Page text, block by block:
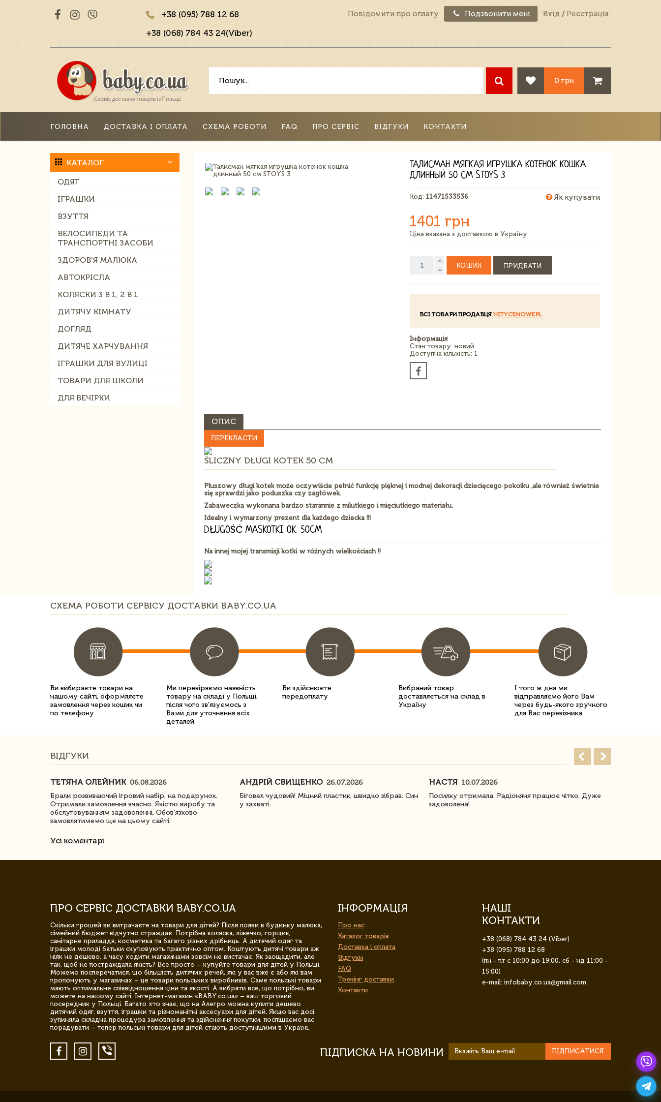
+38 (095) 788 12 68
+38 (068) 784 43 24(Viber)
Повідомити про оплату Подзвонити мені Вхід / Реєстрація
0 грн
ГОЛОВНА ДОСТАВКА І ОПЛАТА СХЕМА РОБОТИ FAQ ПРО СЕРВІС ВІДГУКИ КОНТАКТИ
КАТАЛОГ
ОДЯГ
ІГРАШКИ
ВЗУТТЯ
ВЕЛОСИПЕДИ ТА
ТРАНСПОРТНІ ЗАСОБИ
ЗДОРОВ'Я МАЛЮКА
АВТОКРІСЛА
КОЛЯСКИ 3 В 1, 2 В 1
ДИТЯЧУ КІМНАТУ
ДОГЛЯД
ДИТЯЧЕ ХАРЧУВАННЯ
ІГРАШКИ ДЛЯ ВУЛИЦІ
ТОВАРИ ДЛЯ ШКОЛИ
ДЛЯ ВЕЧІРКИ
ТАЛИСМАН МЯГКАЯ ИГРУШКА КОТЕНОК КОШКА
ДЛИННЫЙ 50 СМ STOYS 3
Код: 11471533536 Як купувати
1401 грн
Ціна вказана з доставкою в Україну
КОШИК ПРИДБАТИ
ВСІ ТОВАРИ ПРОДАВЦЯHITYCENOWEPL
Інформація
Стан товару: новий
Доступна кількість: 1
ОПИС
ПЕРЕКЛАСТИ
ŚLICZNY DŁUGI KOTEK 50 CM
Pluszowy długi kotek może oczywiście pełnić funkcję pięknej i modnej dekoracji dziecięcego pokoiku ,ale również świetnie
się sprawdzi jako poduszka czy zagłówek.
Zabaweczka wykonana bardzo starannie z milutkiego i mięciutkiego materiału.
Idealny i wymarzony prezent dla każdego dziecka !!!
DŁUGOŚĆ MASKOTKI OK. 50CM
Na innej mojej transmisji kotki w różnych wielkościach !!
СХЕМА РОБОТИ СЕРВІСУ ДОСТАВКИ BABY.CO.UA
Ви вибираєте товари на
нашому сайті, оформляєте
замовлення через кошик чи
по телефону
Ми перевіряємо наявність
товару на складі у Польщі,
після чого зв'язуємось з
Вами для уточнення всіх
деталей
Ви здійснюєте
передоплату
Вибраний товар
доставляється на склад в
Україну
І того ж дня ми
відправляємо його Вам
через будь-якого зручного
для Вас перевізника
ВІДГУКИ
ТЕТЯНА ОЛЕЙНИК 06.08.2026
Брали розвиваючий ігровий набір, на подарунок.
Отримали замовлення вчасно. Якістю виробу та
обслуговуванням задоволенні. Обов'язково
замовлятимемо ще на цьому сайті.
АНДРІЙ СВИЩЕНКО 26.07.2026
Біговел чудовий! Міцний пластик, швидко зібрав. Син
у захваті.
НАСТЯ 10.07.2026
Посилку отримала. Радіоняня працює чітко. Дуже
задоволена!
Усі коментарі
ПРО СЕРВІС ДОСТАВКИ BABY.CO.UA
Скільки грошей ви витрачаєте на товари для дітей? Після появи в будинку малюка,
сімейний бюджет відчутно страждає. Потрібна коляска, ліжечко, горщик,
санітарне приладдя, косметика та багато різних дрібниць. А дитячий одяг та
іграшки молоді батьки скуповують практично оптом. Коштують дитячі товари аж
ніяк не дешево, а часу ходити магазинами зовсім не вистачає. Як заощадити, але
так, щоб не постраждала якість? Все просто – купуйте товари для дітей у Польщі.
Можемо посперечатися, що більшість дитячих речей, які у вас вже є або які вам
пропонують у магазинах – це товари польських виробників. Саме польські товари
мають оптимальне співвідношення ціни та якості. А вибрати все, що потрібно, ви
можете на нашому сайті. Інтернет-магазин «BABY.co.ua» – ваш торговий
посередник у Польщі. Багато хто знає, що на Алегро можна купити дешево
дитячий одяг, взуття, іграшки та різноманітні аксесуари для дітей. Якщо вас досі
зупиняла складна процедура замовлення та здійснення покупки, поспішаємо вас
порадувати – тепер польські товари для дітей стають доступнішими в Україні.
ІНФОРМАЦІЯ
Про нас
Каталог товарів
Доставка і оплата
Відгуки
FAQ
Трекінг доставки
Контакти
НАШІ
КОНТАКТИ
+38 (068) 784 43 24 (Viber)
+38 (095) 788 12 68
(пн - пт с 10:00 до 19:00, сб - нд 11:00 -
15:00)
e-mail: infobaby.co.ua@gmail.com
ПІДПИСКА НА НОВИНИ ПІДПИСАТИСЯ